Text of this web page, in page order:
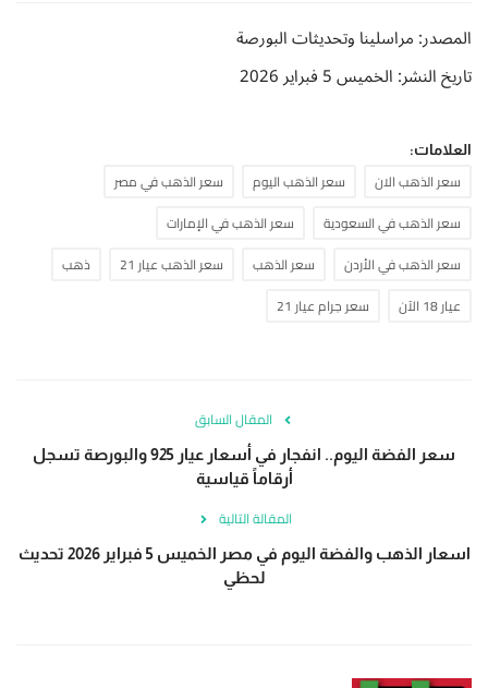
المصدر: مراسلينا وتحديثات البورصة
تاريخ النشر: الخميس 5 فبراير 2026
العلامات:
سعر الذهب الان سعر الذهب اليوم
سعر الذهب في مصر
سعر الذهب في السعودية
سعر الذهب في الإمارات
سعر الذهب في الأردن
سعر الذهب سعر الذهب عيار 21
ذهب
عيار 18 الآن
سعر جرام عيار 21
المقال السابق
سعر الفضة اليوم.. انفجار في أسعار عيار 925 والبورصة تسجل
أرقاماً قياسية
المقالة التالية
اسعار الذهب والفضة اليوم في مصر الخميس 5 فبراير 2026 تحديث
لحظي